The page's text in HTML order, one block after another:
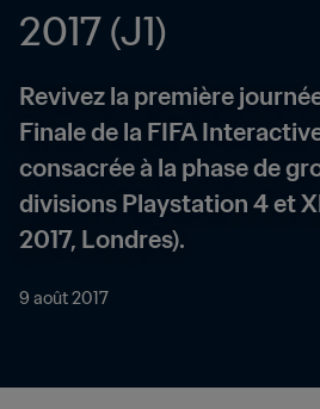
2017 (J1)
Revivez la première
Finale de la FIFA
consacrée à la phase de
divisions Playstation 4 et
2017, Londres).
9 août 2017